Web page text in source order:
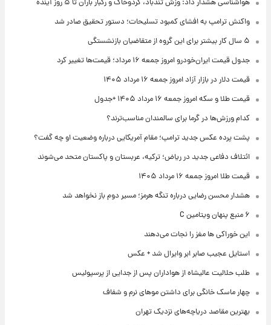
هواشناسی هشدار داد: وزش تندباد، گردوخاک و رگبار باران تا ۵ روز آینده
واکنش ترامپ به افشای کمبود تسلیحات؛ دستور تحقیق صادر شد
۵ سال کار بیشتر برای این گروه از متقاضیان بازنشستگی
جدول قیمت ایران‌خودرو امروز جمعه ۱۶ مرداد؛ قیمت‌ها تغییر کرد
قیمت دلار در بازار آزاد امروز جمعه ۱۶ مرداد ۱۴۰۵
قیمت طلا و سکه امروز جمعه ۱۶ مرداد ۱۴۰۵ +جدول
کدام ورزش‌ها در گرما برای سالمندان مناسب‌ترند؟
پشت پرده عکس جدید ترامپ؛ مقام آمریکایی درباره وضعیت او چه گفت؟
ائتلاف دفاعی جدید در ریاض؛ ترکیه، عربستان و پاکستان متحد می‌شوند
قیمت طلا امروز جمعه ۱۶ مرداد ۱۴۰۵
هشدار محسن رضایی درباره تنگه هرمز؛ مسیر دوم باز نخواهد شد
۶ منبع پنهان ویتامین C
این خوراکی ها مغز را نجات می‌دهند
استایل عجیب صابر ابر وایرال شد + عکس
طلب حلالیت عالیشاه از هواداران پس از جدایی از پرسپولیس
چهار ماسک خانگی برای داشتن موهای نرم و شفاف
بهترین مقاصد دریاچه‌های نزدیک تهران